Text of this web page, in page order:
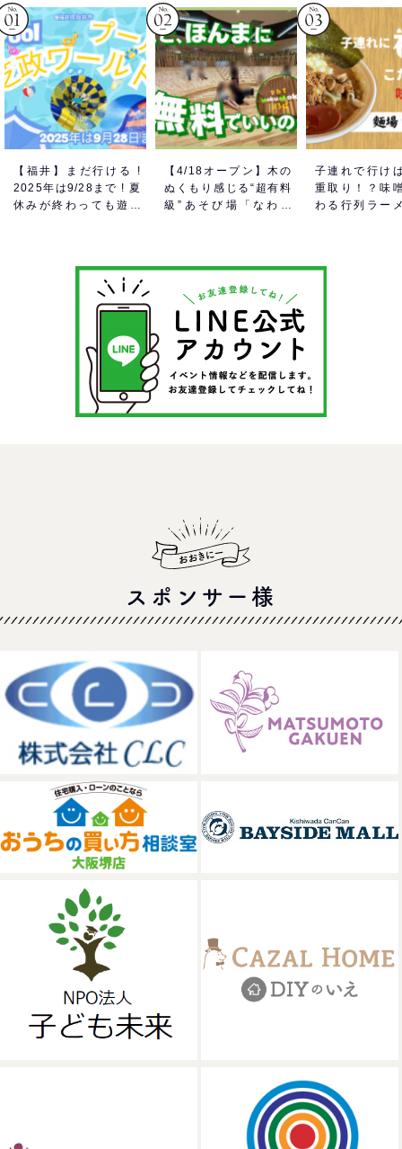
【福井】まだ行ける !
2025年は9/28まで ! 夏
休みが終わっても遊べ
【4/18オープン】木の
ぬくもり感じる“超有料
級”あそび場「なわて
＠イオンモール四條畷
子連れで行け
重取り！？味
わる行列ラー
スポンサー様